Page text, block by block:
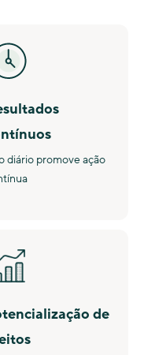
diário promove ação
de